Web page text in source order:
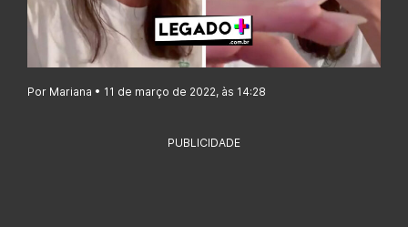
Por Mariana • 11 de março de 2022, às 14:28
PUBLICIDADE